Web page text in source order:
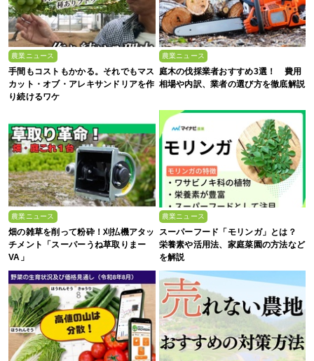
農業ニュース
手間もコストもかかる。それでもマス
カット・オブ・アレキサンドリアを作
り続けるワケ
農業ニュース
庭木の伐採業者おすすめ3選！ 費用
相場や内訳、業者の選び方を徹底解説
農業ニュース
畑の雑草を削って粉砕！刈払機アタッ
チメント「スーパーうね草取りまー
VA」
農業ニュース
スーパーフード「モリンガ」とは？
栄養素や活用法、家庭菜園の方法など
を解説